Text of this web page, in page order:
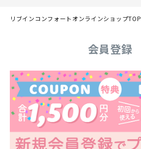
リブインコンフォートオンラインショップTOP
会員登録